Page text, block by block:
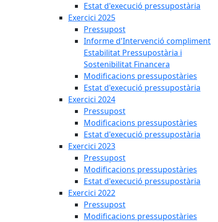
Estat d'execució pressupostària
Exercici 2025
Pressupost
Informe d'Intervenció compliment
Estabilitat Pressupostària i
Sostenibilitat Financera
Modificacions pressupostàries
Estat d'execució pressupostària
Exercici 2024
Pressupost
Modificacions pressupostàries
Estat d'execució pressupostària
Exercici 2023
Pressupost
Modificacions pressupostàries
Estat d'execució pressupostària
Exercici 2022
Pressupost
Modificacions pressupostàries